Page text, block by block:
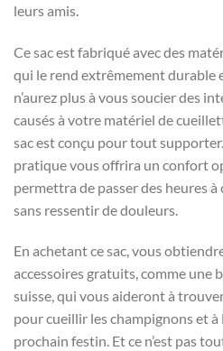
leurs amis.
Ce sac est fabriqué avec des
qui le rend extrêmement durable
n’aurez plus à vous soucier des
causés à votre matériel de
sac est conçu pour tout
pratique vous offrira un confort
permettra de passer des heures
sans ressentir de douleurs.
En achetant ce sac, vous
accessoires gratuits, comme une
suisse, qui vous aideront à
pour cueillir les champignons et
prochain festin. Et ce n’est pas